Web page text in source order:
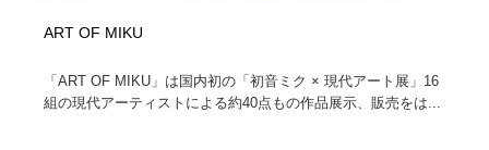
ART OF MIKU
「ART OF MIKU」は国内初の「初音ミク × 現代アート展」16
組の現代アーティストによる約40点もの作品展示、販売をは...